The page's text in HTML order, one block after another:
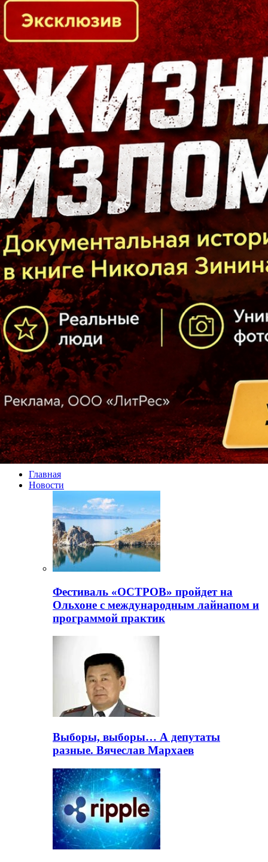
Главная
Новости
Фестиваль «ОСТРОВ» пройдет на
Ольхоне с международным лайнапом и
программой практик
Выборы, выборы… А депутаты
разные. Вячеслав Мархаев